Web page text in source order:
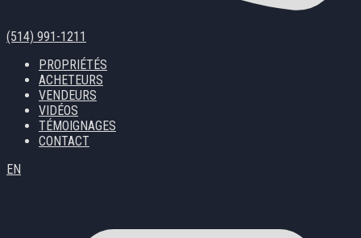
(514) 991-1211
PROPRIÉTÉS
ACHETEURS
VENDEURS
VIDÉOS
TÉMOIGNAGES
CONTACT
EN